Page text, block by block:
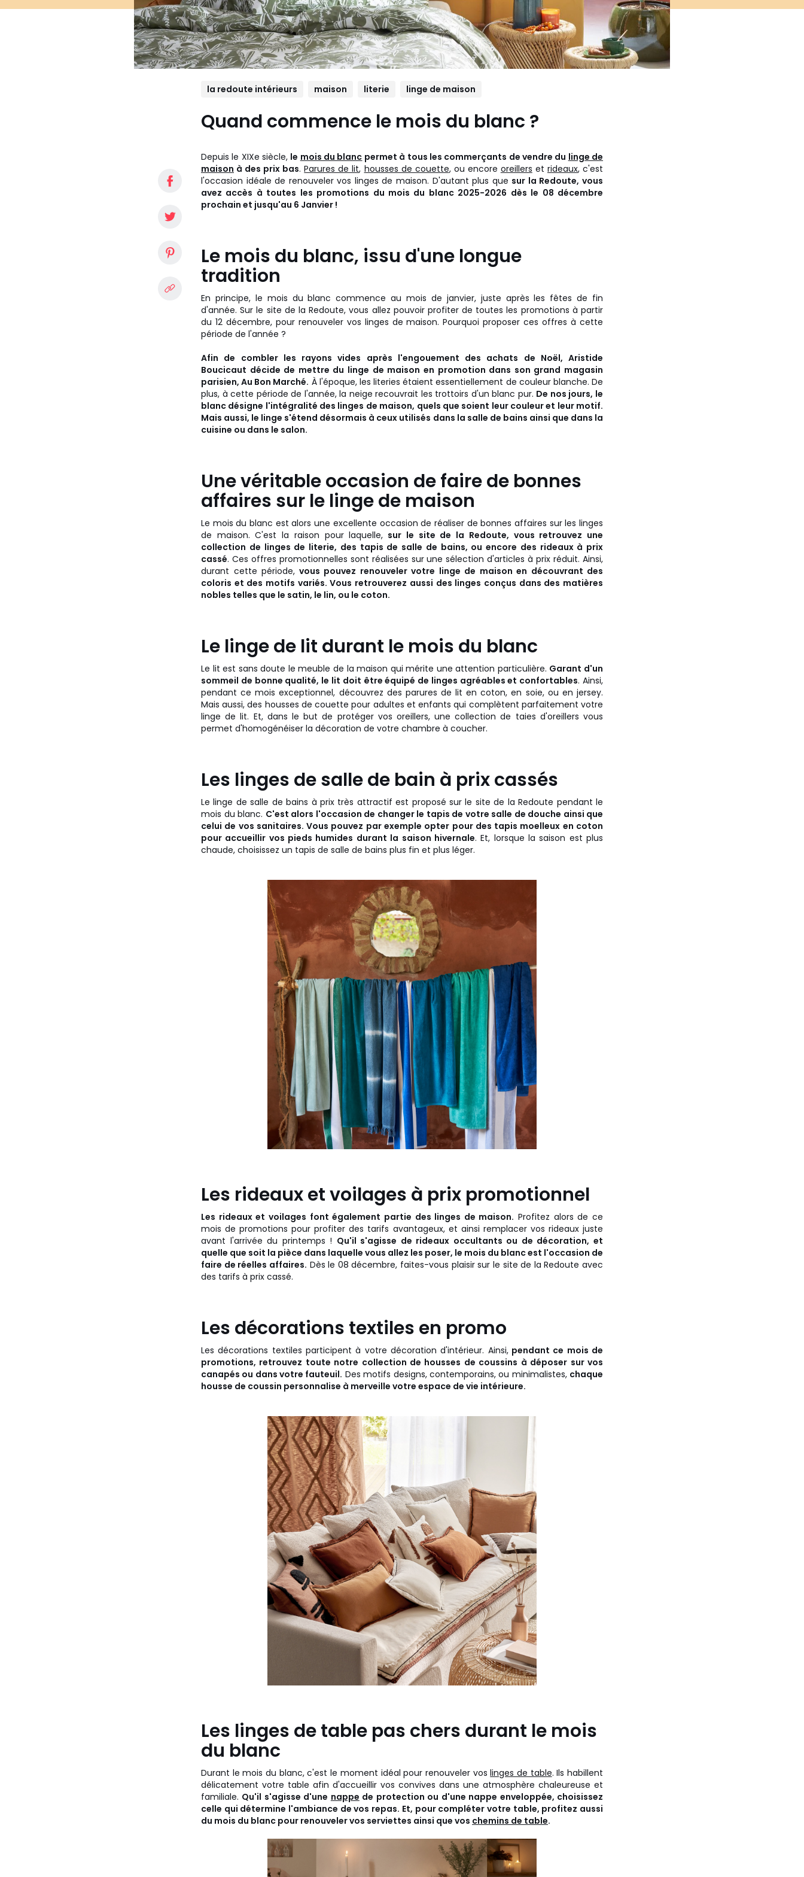
la redoute intérieurs maison literie linge de maison
Quand commence le mois du blanc ?
Depuis le XIXe siècle, le mois du blanc permet à tous les commerçants de vendre du linge de
maison à des prix bas.Parures de lit, housses de couette, ou encore oreillers et rideaux, c'est
l'occasion idéale de renouveler vos linges de maison. D'autant plus que sur la Redoute, vous
avez accès à toutes les promotions du mois du blanc 2025-2026 dès le 08 décembre
prochain et jusqu'au 6 Janvier !
Le mois du blanc, issu d'une longue
tradition
En principe, le mois du blanc commence au mois de janvier, juste après les fêtes de fin
d'année. Sur le site de la Redoute, vous allez pouvoir profiter de toutes les promotions à partir
du 12 décembre, pour renouveler vos linges de maison. Pourquoi proposer ces offres à cette
période de l'année ?
Afin de combler les rayons vides après l'engouement des achats de Noël, Aristide
Boucicaut décide de mettre du linge de maison en promotion dans son grand magasin
parisien, Au Bon Marché. À l'époque, les literies étaient essentiellement de couleur blanche. De
plus, à cette période de l'année, la neige recouvrait les trottoirs d'un blanc pur. De nos jours, le
blanc désigne l'intégralité des linges de maison, quels que soient leur couleur et leur motif.
Mais aussi, le linge s'étend désormais à ceux utilisés dans la salle de bains ainsi que dans la
cuisine ou dans le salon.
Une véritable occasion de faire de bonnes
affaires sur le linge de maison
Le mois du blanc est alors une excellente occasion de réaliser de bonnes affaires sur les linges
de maison. C'est la raison pour laquelle, sur le site de la Redoute, vous retrouvez une
collection de linges de literie, des tapis de salle de bains, ou encore des rideaux à prix
cassé. Ces offres promotionnelles sont réalisées sur une sélection d'articles à prix réduit. Ainsi,
durant cette période, vous pouvez renouveler votre linge de maison en découvrant des
coloris et des motifs variés. Vous retrouverez aussi des linges conçus dans des matières
nobles telles que le satin, le lin, ou le coton.
Le linge de lit durant le mois du blanc
Le lit est sans doute le meuble de la maison qui mérite une attention particulière. Garant d'un
sommeil de bonne qualité, le lit doit être équipé de linges agréables et confortables. Ainsi,
pendant ce mois exceptionnel, découvrez des parures de lit en coton, en soie, ou en jersey.
Mais aussi, des housses de couette pour adultes et enfants qui complètent parfaitement votre
linge de lit. Et, dans le but de protéger vos oreillers, une collection de taies d'oreillers vous
permet d'homogénéiser la décoration de votre chambre à coucher.
Les linges de salle de bain à prix cassés
Le linge de salle de bains à prix très attractif est proposé sur le site de la Redoute pendant le
mois du blanc. C'est alors l'occasion de changer le tapis de votre salle de douche ainsi que
celui de vos sanitaires. Vous pouvez par exemple opter pour des tapis moelleux en coton
pour accueillir vos pieds humides durant la saison hivernale. Et, lorsque la saison est plus
chaude, choisissez un tapis de salle de bains plus fin et plus léger.
Les rideaux et voilages à prix promotionnel
Les rideaux et voilages font également partie des linges de maison. Profitez alors de ce
mois de promotions pour profiter des tarifs avantageux, et ainsi remplacer vos rideaux juste
avant l'arrivée du printemps ! Qu'il s'agisse de rideaux occultants ou de décoration, et
quelle que soit la pièce dans laquelle vous allez les poser, le mois du blanc est l'occasion de
faire de réelles affaires. Dès le 08 décembre, faites-vous plaisir sur le site de la Redoute avec
des tarifs à prix cassé.
Les décorations textiles en promo
Les décorations textiles participent à votre décoration d'intérieur. Ainsi,pendant ce mois de
promotions, retrouvez toute notre collection de housses de coussins à déposer sur vos
canapés ou dans votre fauteuil. Des motifs designs, contemporains, ou minimalistes, chaque
housse de coussin personnalise à merveille votre espace de vie intérieure.
Les linges de table pas chers durant le mois
du blanc
Durant le mois du blanc, c'est le moment idéal pour renouveler voslinges de table. Ils habillent
délicatement votre table afin d'accueillir vos convives dans une atmosphère chaleureuse et
familiale. Qu'il s'agisse d'une nappe de protection ou d'une nappe enveloppée, choisissez
celle qui détermine l'ambiance de vos repas. Et, pour compléter votre table, profitez aussi
du mois du blanc pour renouveler vos serviettes ainsi que vos chemins de table.